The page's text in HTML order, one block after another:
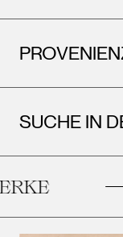
SUCHE IN